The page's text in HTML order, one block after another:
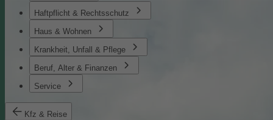
Haftpflicht & Rechtsschutz
Haus & Wohnen
Krankheit, Unfall & Pflege
Beruf, Alter & Finanzen
Service
Kfz & Reise